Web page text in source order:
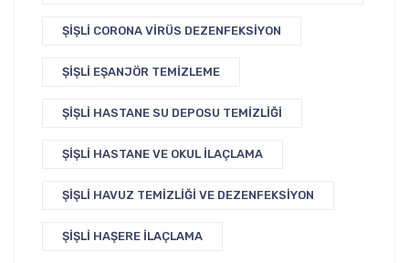
ŞIŞLI CORONA VIRÜS DEZENFEKSIYON
ŞIŞLI EŞANJÖR TEMIZLEME
ŞIŞLI HASTANE SU DEPOSU TEMIZLIĞI
ŞIŞLI HASTANE VE OKUL İLAÇLAMA
ŞIŞLI HAVUZ TEMIZLIĞI VE DEZENFEKSIYON
ŞIŞLI HAŞERE İLAÇLAMA